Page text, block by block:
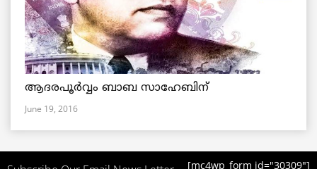
ആദരപൂര്‍വ്വം ബാബ സാഹേബിന്
June 19, 2016
[mc4wp_form id="30309"]